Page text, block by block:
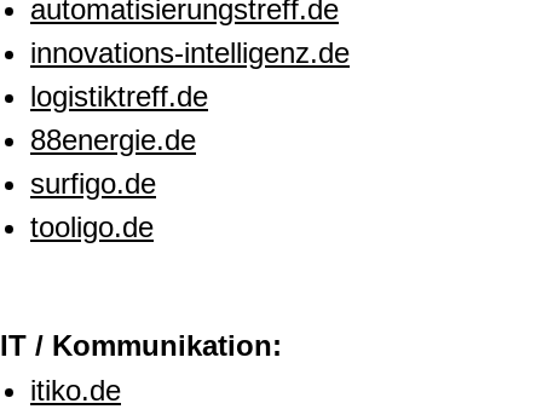
automatisierungstreff.de
innovations-intelligenz.de
logistiktreff.de
88energie.de
surfigo.de
tooligo.de
IT / Kommunikation:
itiko.de